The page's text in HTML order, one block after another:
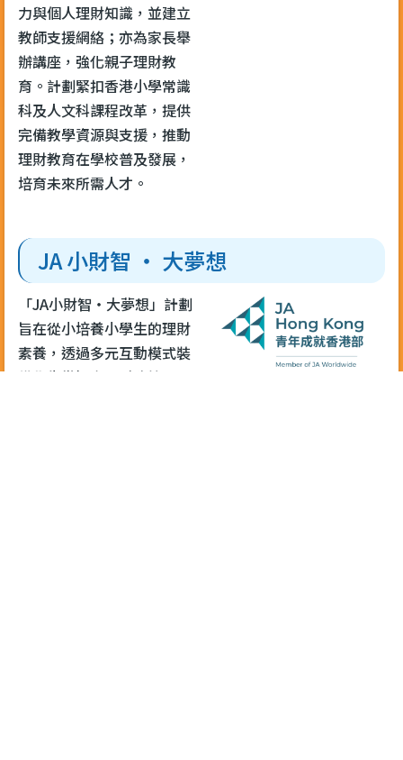
力與個人理財知識，並建立
教師支援網絡；亦為家長舉
辦講座，強化親子理財教
育。計劃緊扣香港小學常識
科及人文科課程改革，提供
完備教學資源與支援，推動
理財教育在學校普及發展，
培育未來所需人才。
JA 小財智 ‧ 大夢想
「JA小財智‧大夢想」計劃
旨在從小培養小學生的理財
素養，透過多元互動模式裝
備學生掌握實用財務技能。